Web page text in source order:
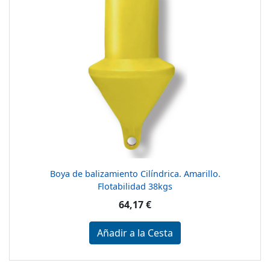
Boya de balizamiento Cilíndrica. Amarillo.
Flotabilidad 38kgs
64,17 €
Añadir a la Cesta